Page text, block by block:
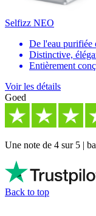
Selfizz NEO
De l'eau purifiée
Distinctive,
Entièrement
Voir les détails
Goed
Une note de 4 sur 5 |
Back to top